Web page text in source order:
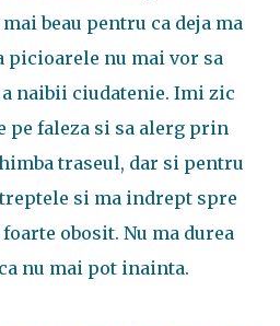
beau pentru ca deja ma
picioarele nu mai vor sa
naibii ciudatenie. Imi zic
pe faleza si sa alerg prin
traseul, dar si pentru
si ma indrept spre
obosit. Nu ma durea
nu mai pot inainta.